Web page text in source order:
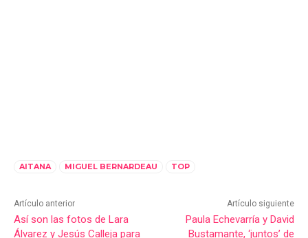
AITANA MIGUEL BERNARDEAU TOP
Artículo anterior
Así son las fotos de Lara
Álvarez y Jesús Calleja para
Artículo siguiente
Paula Echevarría y David
Bustamante, ‘juntos’ de